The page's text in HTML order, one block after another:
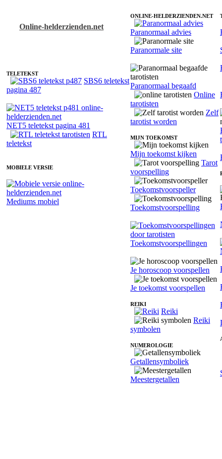
Online-helderzienden.net
TELETEKST
SBS6 teletekst
pagina 487
NET5 teletekst pagina 481
RTL
teletekst
MOBIELE VERSIE
Mediums mobiel
ONLINE-HELDERZIENDEN.NET
Paranormaal advies
Paranormale site
Paranormaal begaafd
Online
tarotisten
Zelf
tarotist worden
MIJN TOEKOMST
Mijn toekomst kijken
Tarot
voorspelling
Toekomstvoorspeller
Toekomstvoorspelling
Toekomstvoorspellingen
Je horoscoop voorspellen
Je toekomst voorspellen
REIKI
Reiki
Reiki
symbolen
NUMEROLOGIE
Getallensymboliek
Meestergetallen